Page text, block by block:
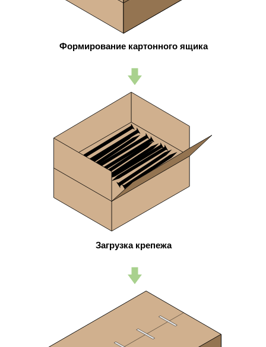
Формирование картонного ящика
Загрузка крепежа